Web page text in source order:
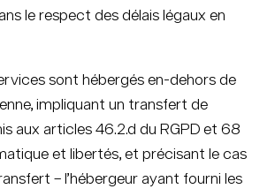
le respect des délais légaux en
sont hébergés en-dehors de
impliquant un transfert de
aux articles 46.2.d du RGPD et 68
et libertés, et précisant le cas
– l’hébergeur ayant fourni les